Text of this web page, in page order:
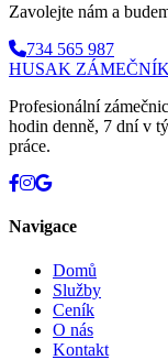
Zavolejte nám a
734 565 987
HUSAK ZÁMEČNÍK
Profesionální
hodin denně, 7 dní v
práce.
Navigace
Domů
Služby
Ceník
O nás
Kontakt